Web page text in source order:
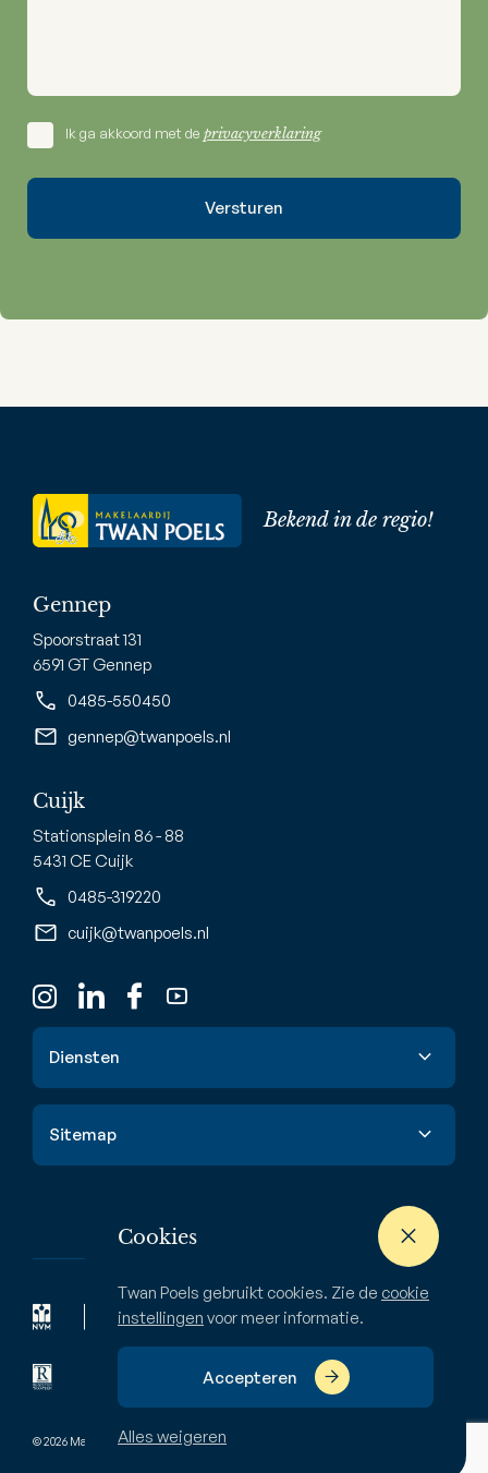
Ik ga akkoord met de privacyverklaring
Cookies
Twan Poels gebruikt cookies. Zie de cookie
instellingen voor meer informatie.
Accepteren
Alles weigeren
Bekend in de regio!
Gennep
Spoorstraat 131
6591 GT Gennep
0485-550450
gennep@twanpoels.nl
Cuijk
Stationsplein 86 - 88
5431 CE Cuijk
0485-319220
cuijk@twanpoels.nl
Diensten
Waardebepaling
Verhuur & huur
Zoekopdracht
Sitemap
Nieuwbouw
Bedrijven
Over ons
© 2026 Makelaardij Twan Poels Pivacyverklaring